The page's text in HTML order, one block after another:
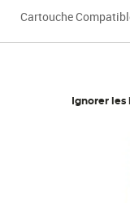
Cartouche
Ignorer les